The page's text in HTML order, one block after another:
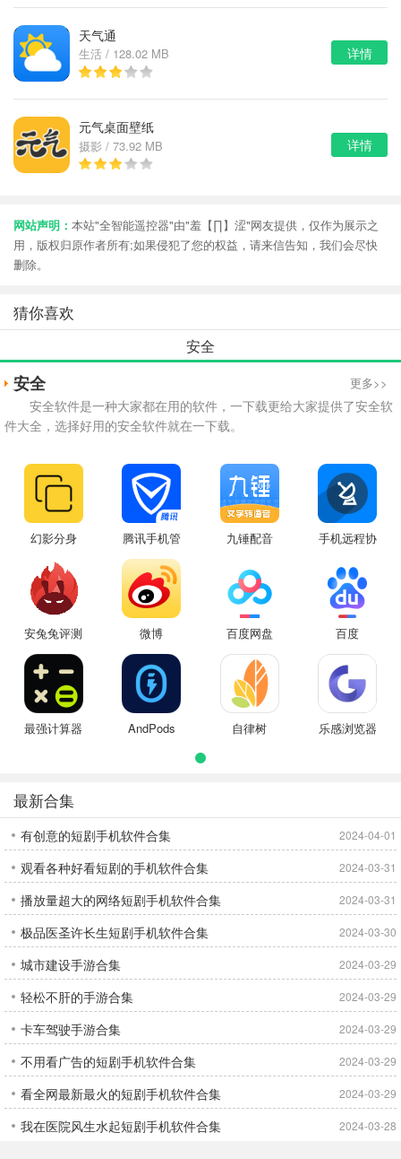
天气通
生活 / 128.02 MB 详情
元气桌面壁纸
摄影 / 73.92 MB 详情
网站声明： 本站"全智能遥控器"由"羞【∏】涩"网友提供，仅作为展示之
用，版权归原作者所有;如果侵犯了您的权益，请来信告知，我们会尽快
删除。
猜你喜欢
安全
安全 更多>>
安全软件是一种大家都在用的软件，一下载更给大家提供了安全软
件大全，选择好用的安全软件就在一下载。
幻影分身
腾讯手机管
家
九锤配音
手机远程协
安兔兔评测 微博 百度网盘 百度
最强计算器 AndPods 自律树 乐感浏览器
最新合集
有创意的短剧手机软件合集 2024-04-01
观看各种好看短剧的手机软件合集 2024-03-31
播放量超大的网络短剧手机软件合集 2024-03-31
极品医圣许长生短剧手机软件合集 2024-03-30
城市建设手游合集 2024-03-29
轻松不肝的手游合集 2024-03-29
卡车驾驶手游合集 2024-03-29
不用看广告的短剧手机软件合集 2024-03-29
看全网最新最火的短剧手机软件合集 2024-03-29
我在医院风生水起短剧手机软件合集 2024-03-28